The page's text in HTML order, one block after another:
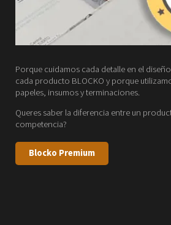
Porque cuidamos cada detalle en el
cada producto BLOCKO y porque
papeles, insumos y terminaciones.
Queres saber la diferencia entre un
competencia?
Blocko Premium